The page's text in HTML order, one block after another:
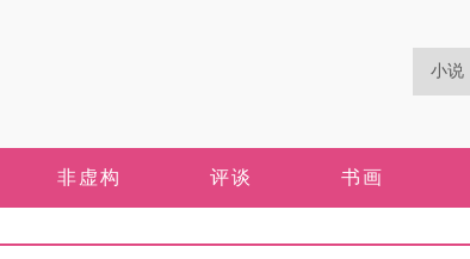
非虚构 评谈 书画